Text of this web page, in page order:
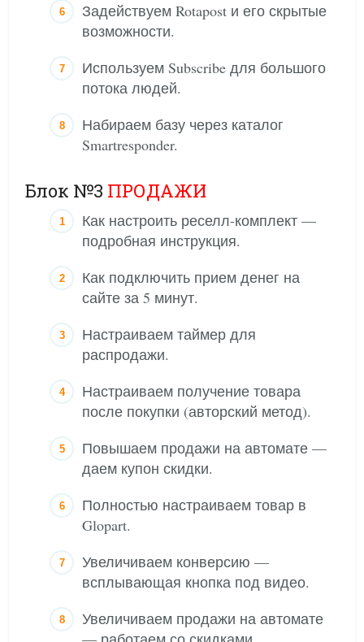
Задействуем Rotapost и его скрытые
возможности.
Используем Subscribe для большого
потока людей.
Набираем базу через каталог
Smartresponder.
Блок №3 ПРОДАЖИ
Как настроить реселл-комплект —
подробная инструкция.
Как подключить прием денег на
сайте за 5 минут.
Настраиваем таймер для
распродажи.
Настраиваем получение товара
после покупки (авторский метод).
Повышаем продажи на автомате —
даем купон скидки.
Полностью настраиваем товар в
Glopart.
Увеличиваем конверсию —
всплывающая кнопка под видео.
Увеличиваем продажи на автомате